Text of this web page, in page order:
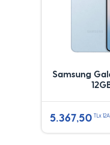
Samsung
5.367,50 TLx